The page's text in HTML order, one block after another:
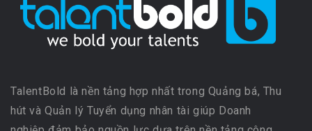
TalentBold là nền tảng hợp nhất trong Quảng bá, Thu
hút và Quản lý Tuyển dụng nhân tài giúp Doanh